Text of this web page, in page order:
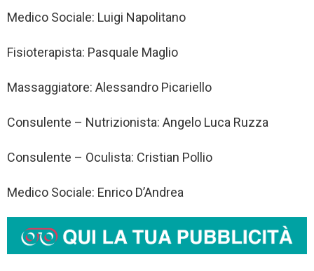
Medico Sociale: Luigi Napolitano
Fisioterapista: Pasquale Maglio
Massaggiatore: Alessandro Picariello
Consulente – Nutrizionista: Angelo Luca Ruzza
Consulente – Oculista: Cristian Pollio
Medico Sociale: Enrico D’Andrea